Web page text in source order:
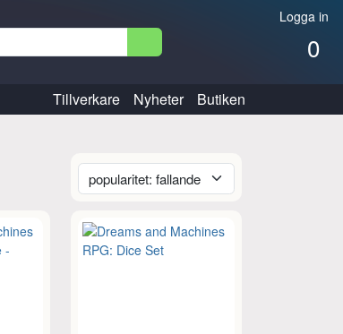
Logga in
0
Tillverkare Nyheter Butiken